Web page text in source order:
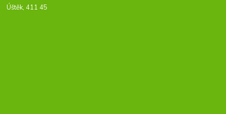
Úštěk, 411 45